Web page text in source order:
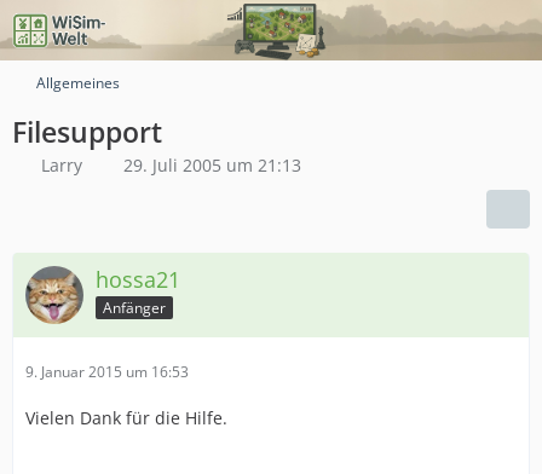
Allgemeines
Filesupport
Larry 29. Juli 2005 um 21:13
hossa21
Anfänger
9. Januar 2015 um 16:53
Vielen Dank für die Hilfe.